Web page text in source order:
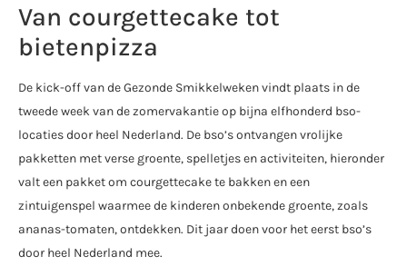
Van courgettecake tot
bietenpizza
De kick-off van de Gezonde Smikkelweken vindt plaats in de
tweede week van de zomervakantie op bijna elfhonderd bso-
locaties door heel Nederland. De bso’s ontvangen vrolijke
pakketten met verse groente, spelletjes en activiteiten, hieronder
valt een pakket om courgettecake te bakken en een
zintuigenspel waarmee de kinderen onbekende groente, zoals
ananas-tomaten, ontdekken. Dit jaar doen voor het eerst bso’s
door heel Nederland mee.